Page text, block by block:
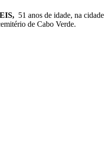
51 anos de idade, na
de Cabo Verde.